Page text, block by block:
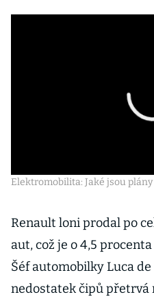
Elektromobilita: Jaké jsou plány
Renault loni prodal po
aut, což je o 4,5
Šéf automobilky Luca de
nedostatek čipů přetrvá